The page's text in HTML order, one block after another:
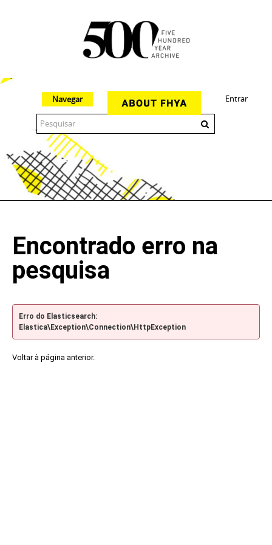
Entrar
Navegar
Encontrado erro na
pesquisa
Erro do Elasticsearch:
Elastica\Exception\Connection\HttpException
Voltar à página anterior.